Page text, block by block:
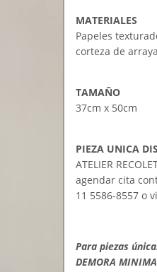
MATERIALES
Papeles
corteza de
TAMAÑO
37cm x 50cm
PIEZA UNICA
ATELIER
agendar cita
11 5586-8557 o
Para piezas
DEMORA